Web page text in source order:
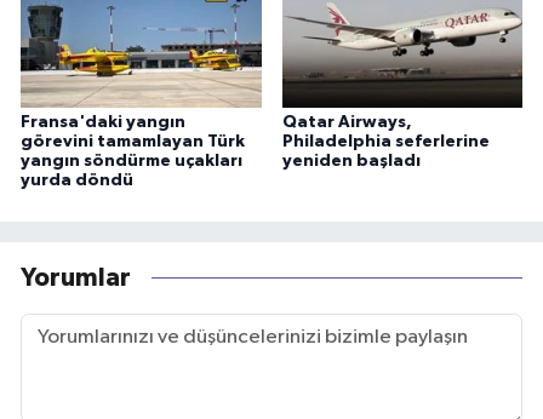
Fransa'daki yangın
görevini tamamlayan Türk
yangın söndürme uçakları
yurda döndü
Qatar Airways,
Philadelphia seferlerine
yeniden başladı
Yorumlar